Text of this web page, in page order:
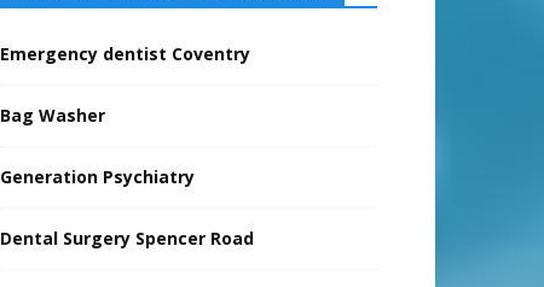
Emergency dentist Coventry
Bag Washer
Generation Psychiatry
Dental Surgery Spencer Road